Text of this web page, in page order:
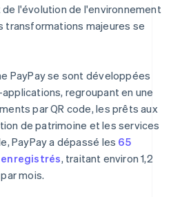
l'évolution de l'environnement
transformations majeures se
PayPay se sont développées
regroupant en une
par QR code, les prêts aux
de patrimoine et les services
PayPay a dépassé les 65
, traitant environ 1,2
mois.